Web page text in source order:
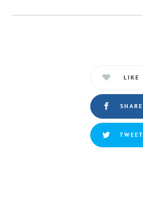
LIKE
SHARE
TWEET